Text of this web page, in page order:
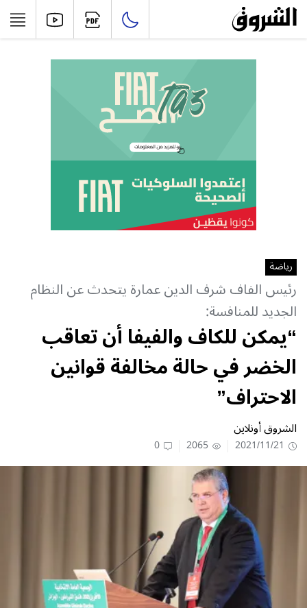
رياضة
رئيس الفاف شرف الدين عمارة يتحدث عن النظام
الجديد للمنافسة:
“يمكن للكاف والفيفا أن تعاقب
الخضر في حالة مخالفة قوانين
الاحتراف”
الشروق أونلاين
2021/11/21
2065
0